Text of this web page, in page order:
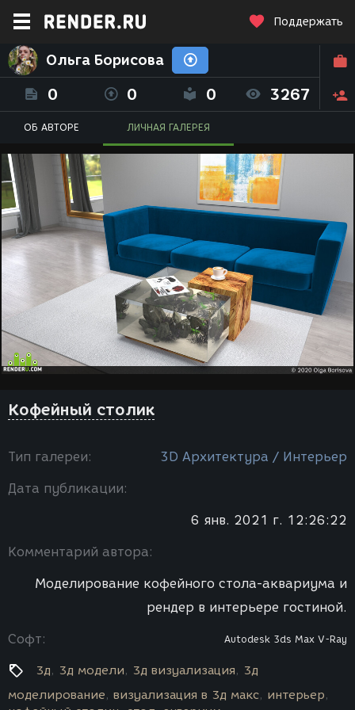
Поддержать
Ольга Борисова
0 0 0 3267
ОБ АВТОРЕ ЛИЧНАЯ ГАЛЕРЕЯ
Кофейный столик
Тип галереи: 3D Архитектура / Интерьер
Дата публикации:
6 янв. 2021 г. 12:26:22
Комментарий автора:
Моделирование кофейного стола-аквариума и
рендер в интерьере гостиной.
Софт: Autodesk 3ds Max V-Ray
3д 3д модели 3д визуализация
3д
моделирование
визуализация в 3д макс
интерьер